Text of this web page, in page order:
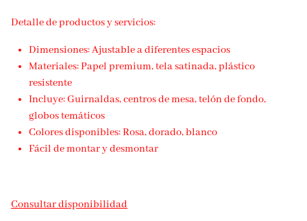
Detalle de productos y servicios:
Dimensiones: Ajustable a diferentes espacios
Materiales: Papel premium, tela satinada, plástico
resistente
Incluye: Guirnaldas, centros de mesa, telón de fondo,
globos temáticos
Colores disponibles: Rosa, dorado, blanco
Fácil de montar y desmontar